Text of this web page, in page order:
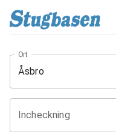
Ort
Incheckning